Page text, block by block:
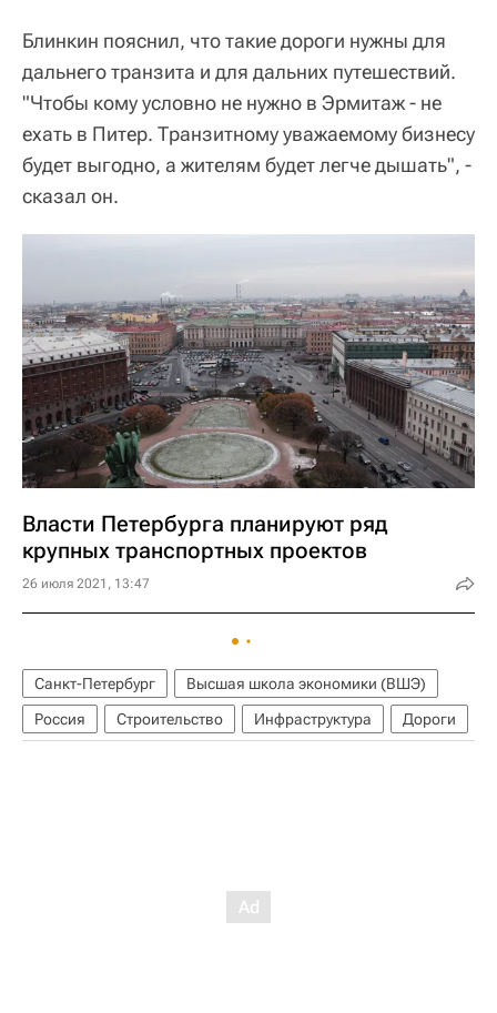
Блинкин пояснил, что такие дороги нужны для
дальнего транзита и для дальних путешествий.
"Чтобы кому условно не нужно в Эрмитаж - не
ехать в Питер. Транзитному уважаемому бизнесу
будет выгодно, а жителям будет легче дышать", -
сказал он.
Власти Петербурга планируют ряд
крупных транспортных проектов
26 июля 2021, 13:47
Санкт-Петербург
Высшая школа экономики (ВШЭ)
Россия
Строительство Инфраструктура Дороги